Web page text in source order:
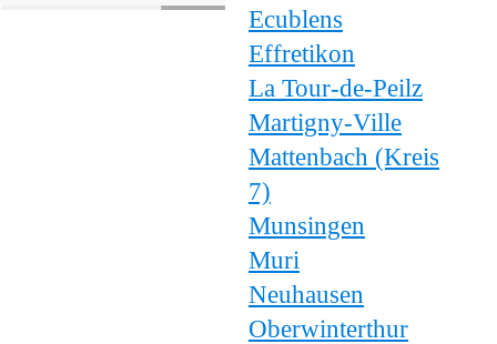
Ecublens
Effretikon
La Tour-de-Peilz
Martigny-Ville
Mattenbach (Kreis
7)
Munsingen
Muri
Neuhausen
Oberwinterthur